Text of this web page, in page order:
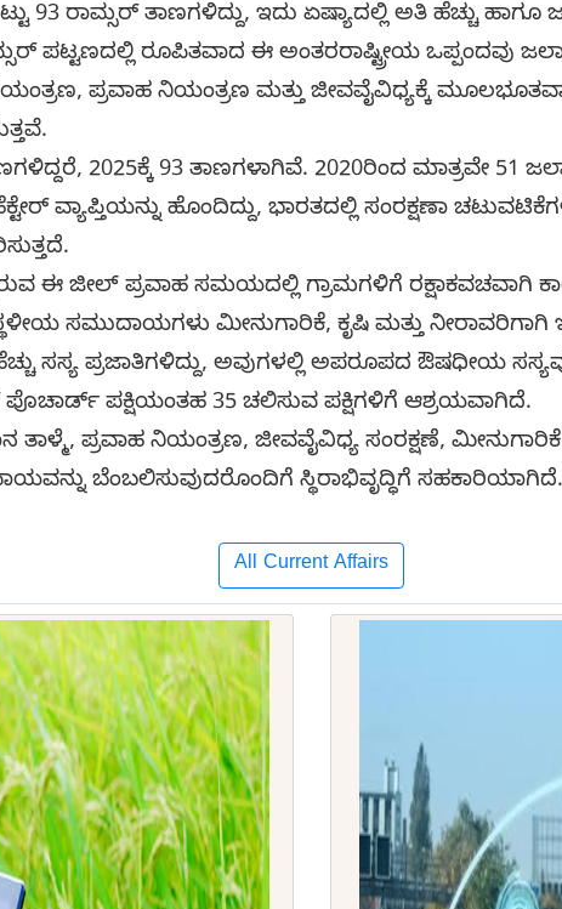
93 ರಾಮ್ಸರ್ ತಾಣಗಳಿದ್ದು, ಇದು ಏಷ್ಯಾದಲ್ಲಿ ಅತಿ ಹೆಚ್ಚು ಹಾಗೂ
ಪಟ್ಟಣದಲ್ಲಿ ರೂಪಿತವಾದ ಈ ಅಂತರರಾಷ್ಟ್ರೀಯ ಒಪ್ಪಂದವು
ಪ್ರವಾಹ ನಿಯಂತ್ರಣ ಮತ್ತು ಜೀವವೈವಿಧ್ಯಕ್ಕೆ
2025ಕ್ಕೆ 93 ತಾಣಗಳಾಗಿವೆ. 2020ರಿಂದ ಮಾತ್ರವೇ 51
ವ್ಯಾಪ್ತಿಯನ್ನು ಹೊಂದಿದ್ದು, ಭಾರತದಲ್ಲಿ ಸಂರಕ್ಷಣಾ
ಈ ಜೀಲ್ ಪ್ರವಾಹ ಸಮಯದಲ್ಲಿ ಗ್ರಾಮಗಳಿಗೆ ರಕ್ಷಾಕವಚವಾಗಿ
ಸಮುದಾಯಗಳು ಮೀನುಗಾರಿಕೆ, ಕೃಷಿ ಮತ್ತು ನೀರಾವರಿಗಾಗಿ
ಸಸ್ಯ ಪ್ರಜಾತಿಗಳಿದ್ದು, ಅವುಗಳಲ್ಲಿ ಅಪರೂಪದ ಔಷಧೀಯ
ಪಕ್ಷಿಯಂತಹ 35 ಚಲಿಸುವ ಪಕ್ಷಿಗಳಿಗೆ ಆಶ್ರಯವಾಗಿದೆ.
ಪ್ರವಾಹ ನಿಯಂತ್ರಣ, ಜೀವವೈವಿಧ್ಯ ಸಂರಕ್ಷಣೆ, ಮೀನುಗಾರಿಕೆ
ಬೆಂಬಲಿಸುವುದರೊಂದಿಗೆ ಸ್ಥಿರಾಭಿವೃದ್ಧಿಗೆ ಸಹಕಾರಿಯಾಗಿದೆ.
All Current Affairs